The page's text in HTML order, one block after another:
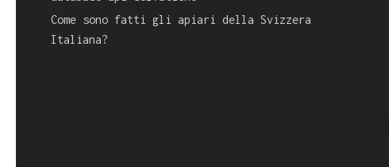
Come sono fatti gli apiari della Svizzera
Italiana?